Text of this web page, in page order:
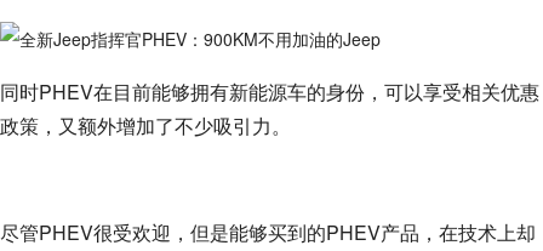
同时PHEV在目前能够拥有新能源车的身份，可以享受相关优惠
政策，又额外增加了不少吸引力。
尽管PHEV很受欢迎，但是能够买到的PHEV产品，在技术上却